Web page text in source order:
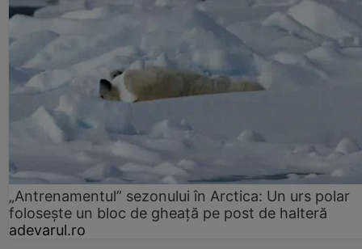
„Antrenamentul” sezonului în Arctica: Un urs polar
folosește un bloc de gheață pe post de halteră
adevarul.ro